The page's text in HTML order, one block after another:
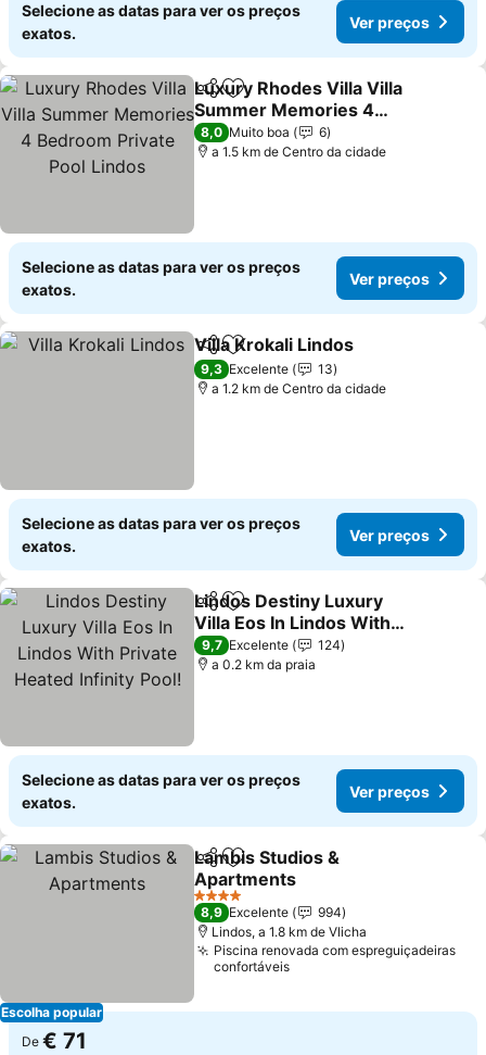
Selecione as datas para ver os preços
exatos.
Ver preços
PartilharAdicionar aos favoritos
Luxury Rhodes Villa Villa
Summer Memories 4
Bedroom Private Pool
Lindos
Ver preços
8,0 Muito boa
6
a 1.5 km de Centro da cidade
Selecione as datas para ver os preços
exatos.
Ver preços
PartilharAdicionar aos favoritos
Villa Krokali Lindos
9,3 Excelente
13
a 1.2 km de Centro da cidade
Selecione as datas para ver os preços
exatos.
Ver preços
PartilharAdicionar aos favoritos
Lindos Destiny Luxury
Villa Eos In Lindos With
Private Heated Infinity
Pool!
Ver preços
9,7 Excelente
124
a 0.2 km da praia
Selecione as datas para ver os preços
exatos.
Ver preços
Escolha popular
PartilharAdicionar aos favoritos
Lambis Studios &
Apartments
Ver preços
4 Estrelas
8,9 Excelente
994
Lindos, a 1.8 km de Vlicha
Piscina renovada com espreguiçadeiras
confortáveis
De € 71